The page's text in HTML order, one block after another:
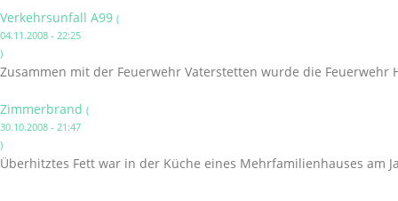
Verkehrsunfall A99 (
04.11.2008 - 22:25
)
Zusammen mit der Feuerwehr Vaterstetten wurde die
Zimmerbrand (
30.10.2008 - 21:47
)
Überhitztes Fett war in der Küche eines Mehrfamilienhauses am